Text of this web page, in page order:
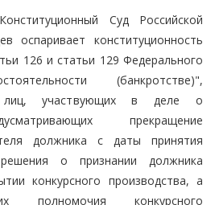
Суд Российской
оспаривает конституционность
126 и статьи 129 Федерального
(банкротстве)",
лиц, участвующих в деле о
прекращение
должника с даты принятия
о признании должника
конкурсного производства, а
полномочия конкурсного